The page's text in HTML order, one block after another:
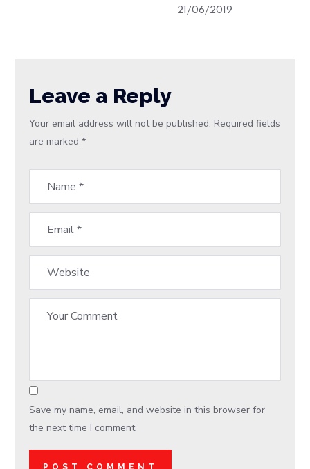
21/06/2019
Leave a Reply
Your email address will not be published. Required fields
are marked*
Save my name, email, and website in this browser for
the next time I comment.